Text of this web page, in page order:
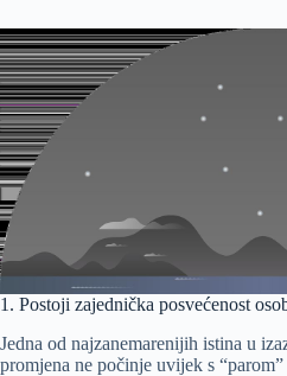
1. Postoji zajednička posvećenost
Jedna od najzanemarenijih istina u
promjena ne počinje uvijek s